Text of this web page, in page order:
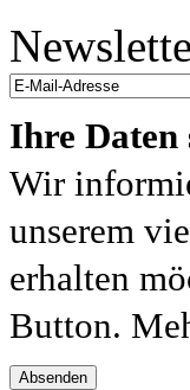
Ihre Daten
Wir
unserem
erhalten
Button.
Absenden